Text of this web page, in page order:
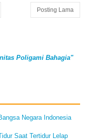
Posting Lama
Poligami Bahagia"
Negara Indonesia
Saat Tertidur Lelap